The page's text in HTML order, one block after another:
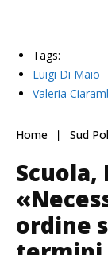
Tags:
Luigi Di Maio
Valeria
Home Sud
Scuola,
ordine